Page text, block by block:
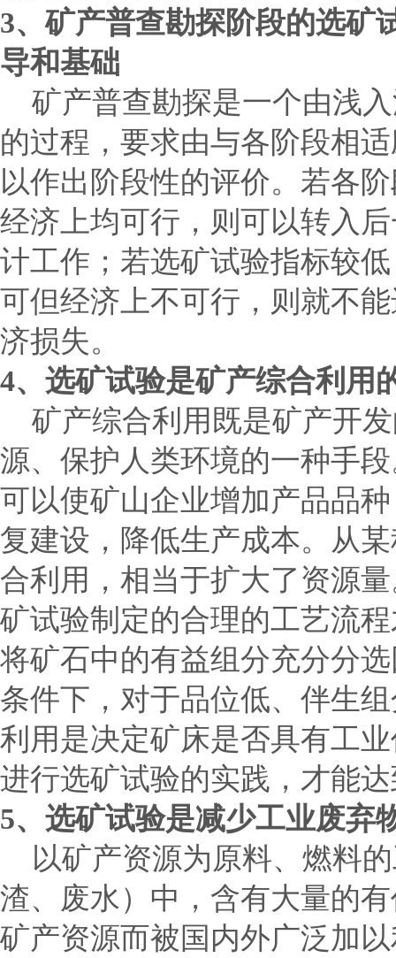
3、矿产普查勘探阶段的选矿
导和基础
矿产普查勘探是一个由浅
的过程，要求由与各阶段相
以作出阶段性的评价。若各
经济上均可行，则可以转入
计工作；若选矿试验指标较
可但经济上不可行，则就不
济损失。
4、选矿试验是矿产综合利用
矿产综合利用既是矿产开
源、保护人类环境的一种手
可以使矿山企业增加产品品
复建设，降低生产成本。从
合利用，相当于扩大了资源
矿试验制定的合理的工艺流
将矿石中的有益组分充分分
条件下，对于品位低、伴生
利用是决定矿床是否具有工
进行选矿试验的实践，才能
5、选矿试验是减少工业废弃
以矿产资源为原料、燃料
渣、废水）中，含有大量的
矿产资源而被国内外广泛加